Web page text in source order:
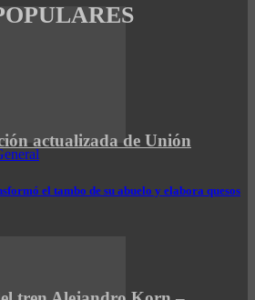
el tambo de su abuelo y elabora quesos
actualizada de Unión